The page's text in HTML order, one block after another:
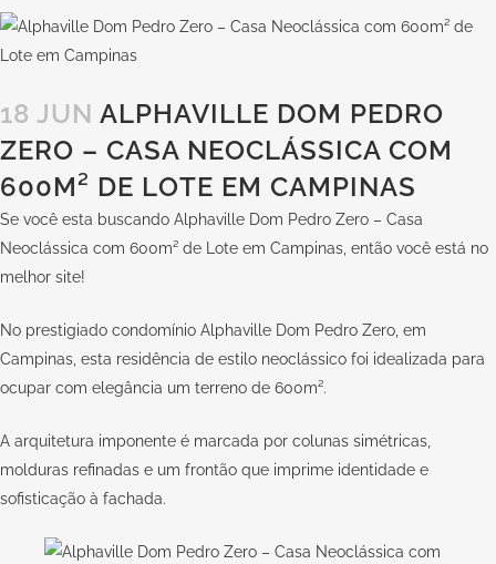
18 JUN ALPHAVILLE DOM PEDRO
ZERO – CASA NEOCLÁSSICA COM
600M² DE LOTE EM CAMPINAS
Se você esta buscando Alphaville Dom Pedro Zero – Casa
Neoclássica com 600m² de Lote em Campinas, então você está no
melhor site!
No prestigiado condomínio Alphaville Dom Pedro Zero, em
Campinas, esta residência de estilo neoclássico foi idealizada para
ocupar com elegância um terreno de 600m².
A arquitetura imponente é marcada por colunas simétricas,
molduras refinadas e um frontão que imprime identidade e
sofisticação à fachada.